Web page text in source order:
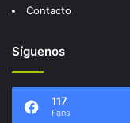
Contacto
Síguenos
117
Fans